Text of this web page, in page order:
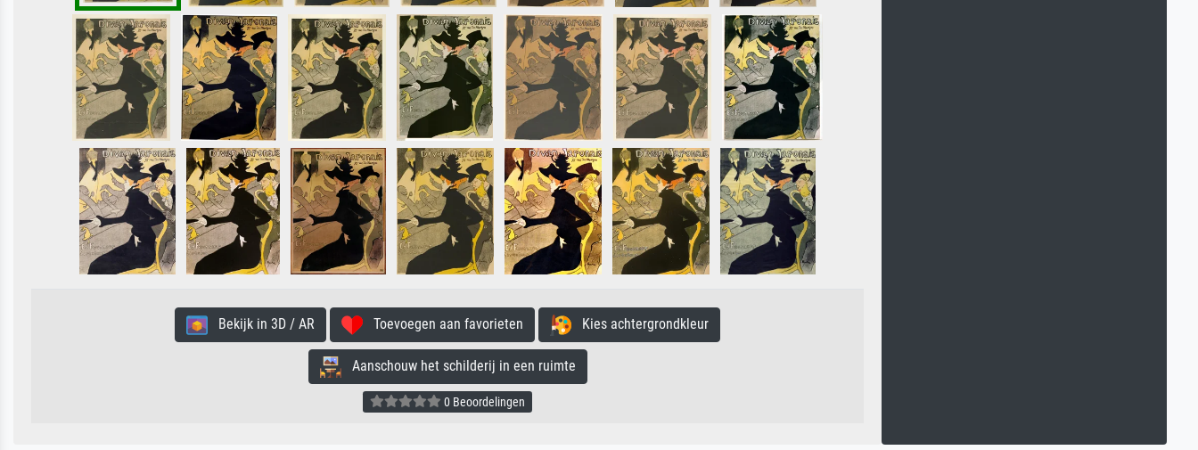
Bekijk in 3D / AR Toevoegen aan favorieten Kies achtergrondkleur
Aanschouw het schilderij in een ruimte
0 Beoordelingen